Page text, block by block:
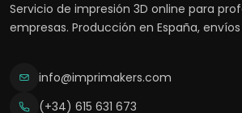
Servicio de impresión 3D online para
empresas. Producción en España,
info@imprimakers.com
(+34) 615 631 673